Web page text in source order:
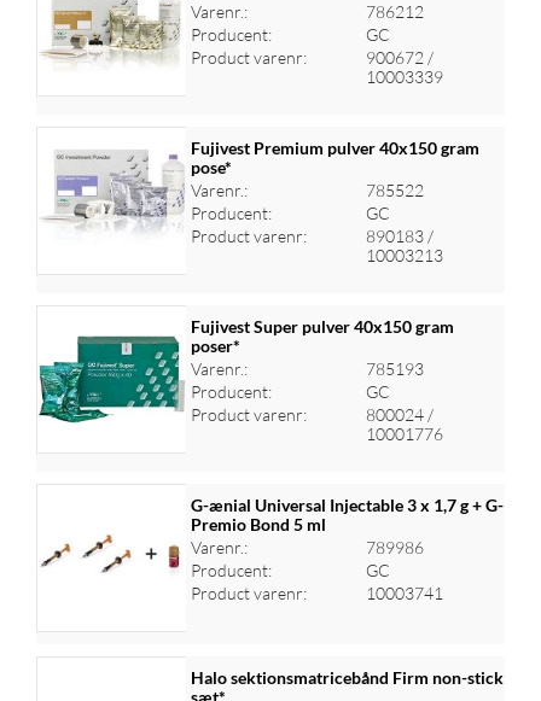
Log ind for at se priser
Varenr.:
786212
Producent:
GC
Product varenr:
900672 /
10003339
Log ind for at se priser
Fujivest Premium pulver 40x150 gram
pose*
Varenr.:
785522
Producent:
GC
Product varenr:
890183 /
10003213
Log ind for at se priser
Fujivest Super pulver 40x150 gram
poser*
Varenr.:
785193
Producent:
GC
Product varenr:
800024 /
10001776
Log ind for at se priser
G-ænial Universal Injectable 3 x 1,7 g + G-
Premio Bond 5 ml
Varenr.:
789986
Producent:
GC
Product varenr:
10003741
Halo sektionsmatricebånd Firm non-stick
sæt*